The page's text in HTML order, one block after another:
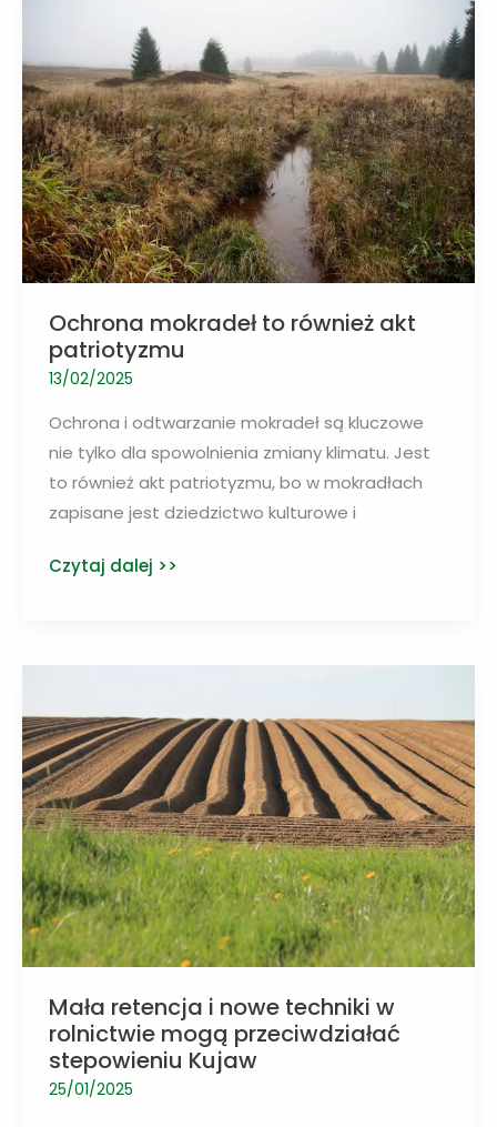
Ochrona mokradeł to również akt
patriotyzmu
13/02/2025
Ochrona i odtwarzanie mokradeł są kluczowe
nie tylko dla spowolnienia zmiany klimatu. Jest
to również akt patriotyzmu, bo w mokradłach
zapisane jest dziedzictwo kulturowe i
Ochrona
patriotyzmu
Czytaj dalej >>
Mała retencja i nowe techniki w
rolnictwie mogą przeciwdziałać
stepowieniu Kujaw
25/01/2025